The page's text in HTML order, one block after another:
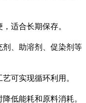
适合长期保存。
、助溶剂、促染剂等
可实现循环利用。
低能耗和原料消耗。